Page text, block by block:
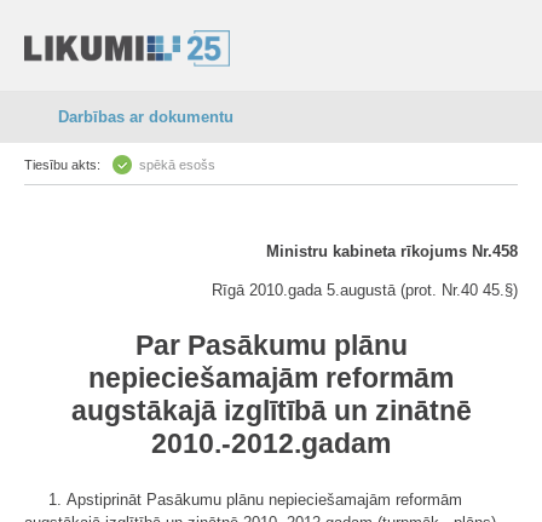
Darbības ar dokumentu
Tiesību akts: spēkā esošs
Ministru kabineta rīkojums Nr.458
Rīgā 2010.gada 5.augustā (prot. Nr.40 45.§)
Par Pasākumu plānu
nepieciešamajām reformām
augstākajā izglītībā un zinātnē
2010.-2012.gadam
1. Apstiprināt Pasākumu plānu nepieciešamajām reformām